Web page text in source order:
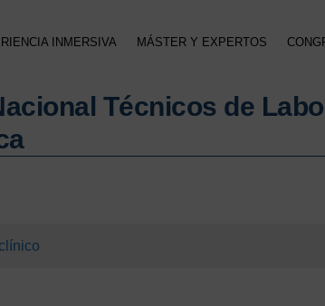
INMERSIVA MÁSTER Y EXPERTOS
Técnicos de